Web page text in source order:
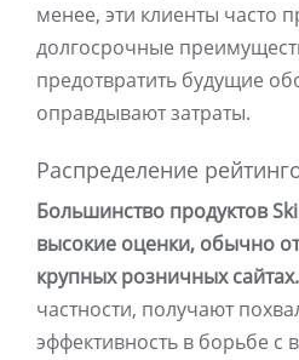
менее, эти клиенты часто
долгосрочные
предотвратить будущие
оправдывают затраты.
Распределение
Большинство продуктов
высокие оценки, обычно
крупных розничных сайтах.
частности, получают
эффективность в борьбе с